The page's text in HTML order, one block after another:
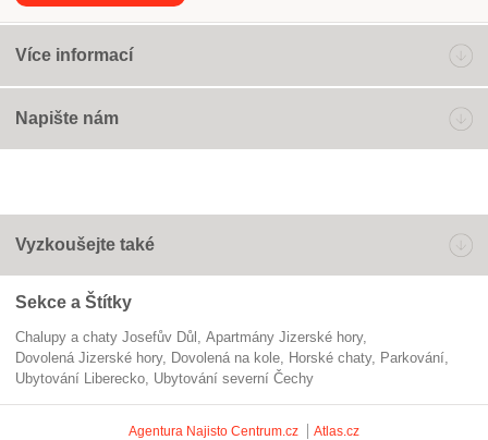
Více informací
Napište nám
Vyzkoušejte také
Sekce a Štítky
Chalupy a chaty Josefův Důl
apartmány Jizerské hory
dovolená Jizerské hory
dovolená na kole horské chaty
parkování
ubytování Liberecko
ubytování severní Čechy
Agentura Najisto Centrum.cz Atlas.cz